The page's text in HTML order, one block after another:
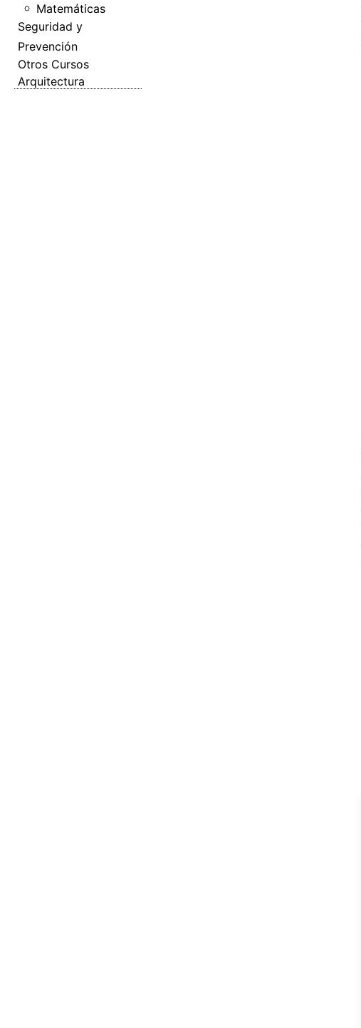
Matemáticas
Seguridad y
Prevención
Otros Cursos
Arquitectura